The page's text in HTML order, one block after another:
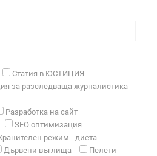
Статия в ЮСТИЦИЯ
за разследваща журналистика
Разработка на сайт
SEO оптимизация
режим - диета
Дървени въглища
Пелети